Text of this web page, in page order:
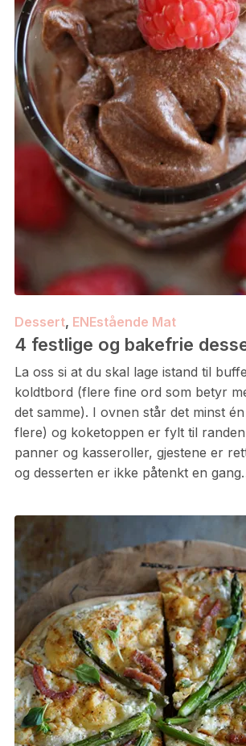
Dessert, ENEstående Mat
4 festlige og bakefrie
La oss si at du skal lage istand til
koldtbord (flere fine ord som betyr
det samme). I ovnen står det minst
flere) og koketoppen er fylt til
panner og kasseroller, gjestene er
og desserten er ikke påtenkt en